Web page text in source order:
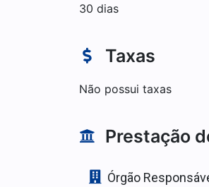
30 dias
Taxas
Não possui taxas
Prestação
Órgão